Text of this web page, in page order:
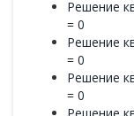
Решение
= 0
Решение
= 0
Решение
= 0